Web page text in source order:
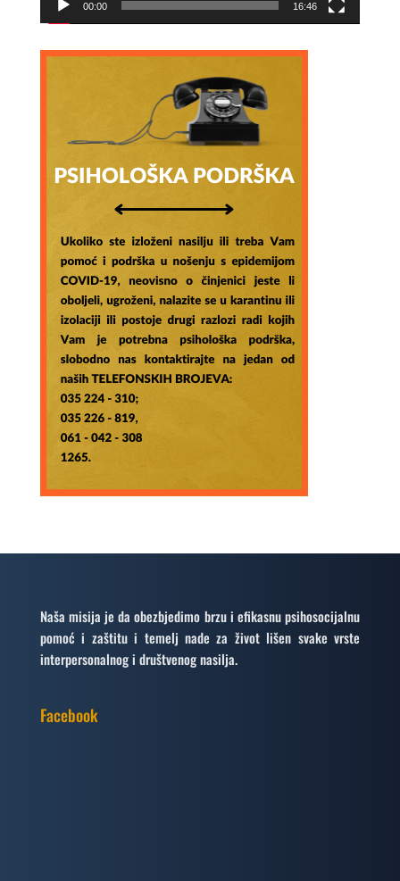
00:00 16:46
Naša misija je da obezbjedimo brzu i efikasnu psihosocijalnu
pomoć i zaštitu i temelj nade za život lišen svake vrste
interpersonalnog i društvenog nasilja.
Facebook